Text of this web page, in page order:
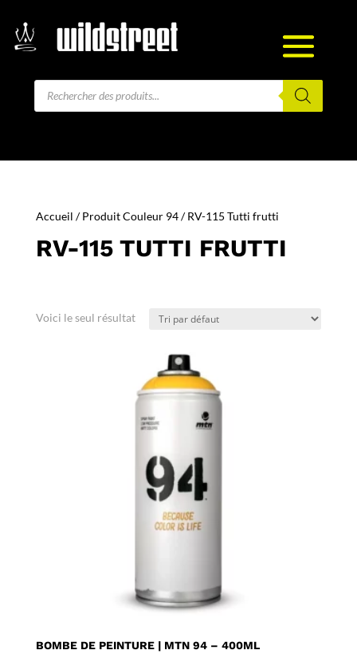
Recherche
Accueil / Produit Couleur 94 / RV-115 Tutti frutti
RV-115 TUTTI FRUTTI
Voici le seul résultat
BOMBE DE PEINTURE | MTN 94 – 400ML